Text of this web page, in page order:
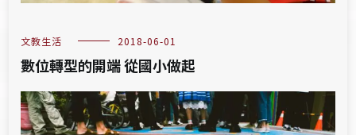
文教生活 2018-06-01
數位轉型的開端 從國小做起